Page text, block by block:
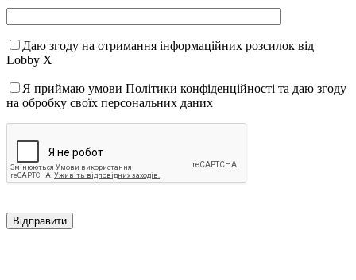
Даю згоду на отримання інформаційних розсилок від
Lobby X
Я приймаю умови Політики конфіденційності та даю згоду
на обробку своїх персональних даних